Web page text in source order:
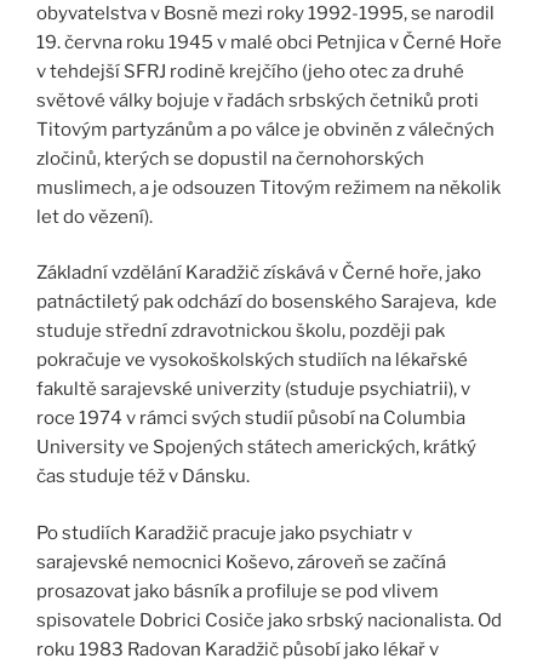
obyvatelstva v Bosně mezi roky 1992-1995, se narodil
19. června roku 1945 v malé obci Petnjica v Černé Hoře
v tehdejší SFRJ rodině krejčího (jeho otec za druhé
světové války bojuje v řadách srbských četniků proti
Titovým partyzánům a po válce je obviněn z válečných
zločinů, kterých se dopustil na černohorských
muslimech, a je odsouzen Titovým režimem na několik
let do vězení).
Základní vzdělání Karadžič získává v Černé hoře, jako
patnáctiletý pak odchází do bosenského Sarajeva, kde
studuje střední zdravotnickou školu, později pak
pokračuje ve vysokoškolských studiích na lékařské
fakultě sarajevské univerzity (studuje psychiatrii), v
roce 1974 v rámci svých studií působí na Columbia
University ve Spojených státech amerických, krátký
čas studuje též v Dánsku.
Po studiích Karadžič pracuje jako psychiatr v
sarajevské nemocnici Koševo, zároveň se začíná
prosazovat jako básník a profiluje se pod vlivem
spisovatele Dobrici Cosiče jako srbský nacionalista. Od
roku 1983 Radovan Karadžič působí jako lékař v